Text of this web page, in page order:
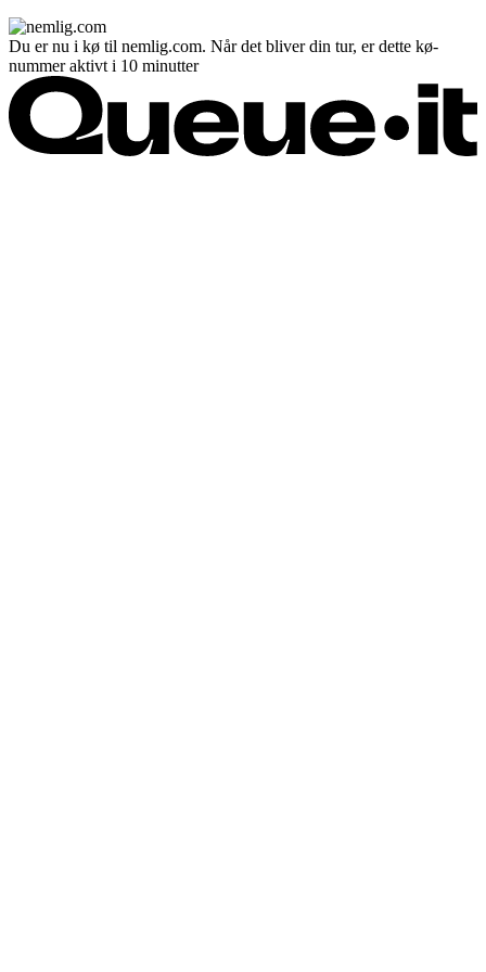
Du er nu i kø til nemlig.com. Når det bliver din tur, er dette kø-
nummer aktivt i 10 minutter